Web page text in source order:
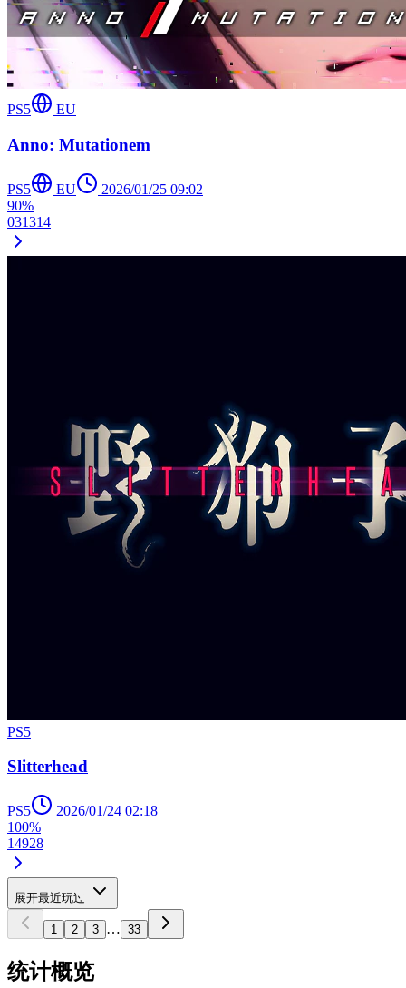
PS5 EU
Anno: Mutationem
PS5 EU
2026/01/25 09:02
90%
031314
PS5
Slitterhead
PS5
2026/01/24 02:18
100%
14928
展开最近玩过
1 2 3 … 33
统计概览